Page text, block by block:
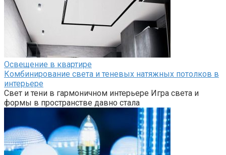
Освещение в квартире
Комбинирование света и теневых натяжных потолков в
интерьере
Свет и тени в гармоничном интерьере Игра света и
формы в пространстве давно стала